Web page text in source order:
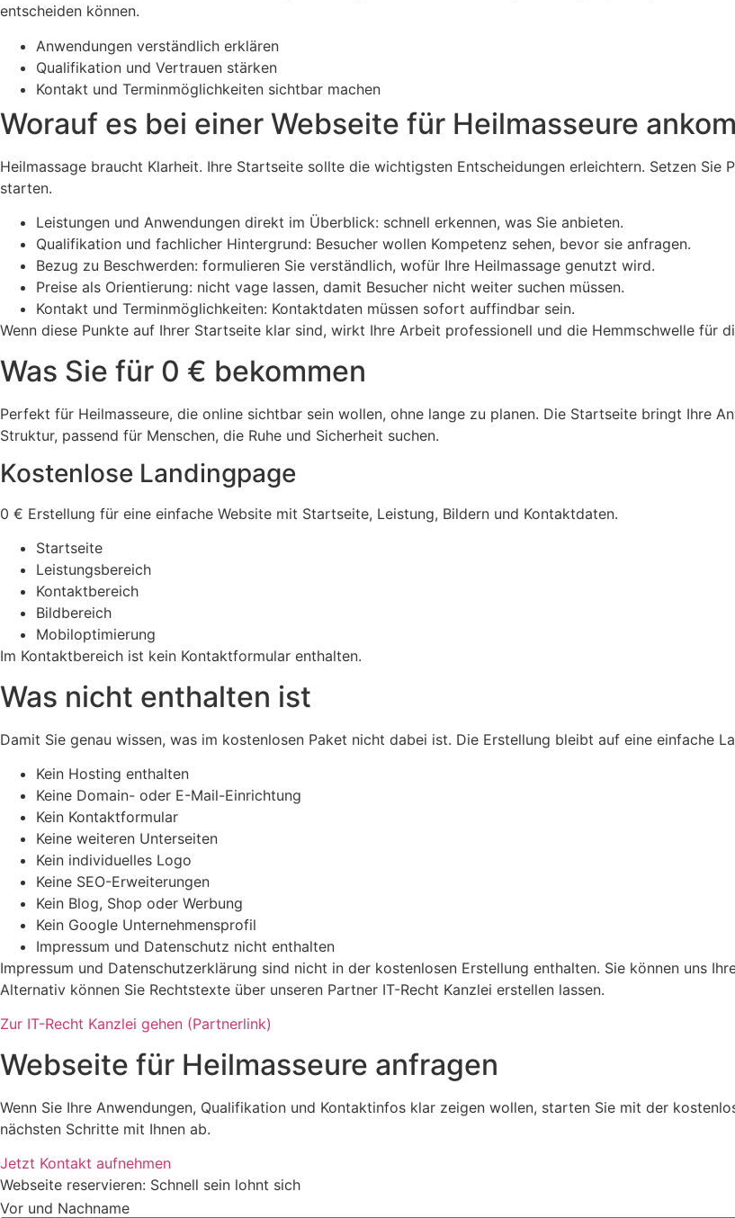
entscheiden können.
Anwendungen verständlich erklären
Qualifikation und Vertrauen stärken
Kontakt und Terminmöglichkeiten sichtbar machen
Worauf es bei einer Webseite für Heilmasseure
Heilmassage braucht Klarheit. Ihre Startseite sollte die wichtigsten Entscheidungen erleichtern. Setzen Sie
starten.
Leistungen und Anwendungen direkt im Überblick: schnell erkennen, was Sie anbieten.
Qualifikation und fachlicher Hintergrund: Besucher wollen Kompetenz sehen, bevor sie anfragen.
Bezug zu Beschwerden: formulieren Sie verständlich, wofür Ihre Heilmassage genutzt wird.
Preise als Orientierung: nicht vage lassen, damit Besucher nicht weiter suchen müssen.
Kontakt und Terminmöglichkeiten: Kontaktdaten müssen sofort auffindbar sein.
Wenn diese Punkte auf Ihrer Startseite klar sind, wirkt Ihre Arbeit professionell und die Hemmschwelle für
Was Sie für 0 € bekommen
Perfekt für Heilmasseure, die online sichtbar sein wollen, ohne lange zu planen. Die Startseite bringt Ihre
Struktur, passend für Menschen, die Ruhe und Sicherheit suchen.
Kostenlose Landingpage
0 € Erstellung für eine einfache Website mit Startseite, Leistung, Bildern und Kontaktdaten.
Startseite
Leistungsbereich
Kontaktbereich
Bildbereich
Mobiloptimierung
Im Kontaktbereich ist kein Kontaktformular enthalten.
Was nicht enthalten ist
Damit Sie genau wissen, was im kostenlosen Paket nicht dabei ist. Die Erstellung bleibt auf eine einfache
Kein Hosting enthalten
Keine Domain- oder E-Mail-Einrichtung
Kein Kontaktformular
Keine weiteren Unterseiten
Kein individuelles Logo
Keine SEO-Erweiterungen
Kein Blog, Shop oder Werbung
Kein Google Unternehmensprofil
Impressum und Datenschutz nicht enthalten
Impressum und Datenschutzerklärung sind nicht in der kostenlosen Erstellung enthalten. Sie können uns
Alternativ können Sie Rechtstexte über unseren Partner IT-Recht Kanzlei erstellen lassen.
Zur IT-Recht Kanzlei gehen (Partnerlink)
Webseite für Heilmasseure anfragen
Wenn Sie Ihre Anwendungen, Qualifikation und Kontaktinfos klar zeigen wollen, starten Sie mit der
nächsten Schritte mit Ihnen ab.
Jetzt Kontakt aufnehmen
Webseite reservieren: Schnell sein lohnt sich
Vor und Nachname